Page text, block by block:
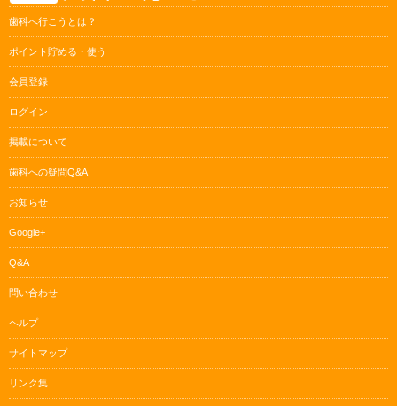
歯科へ行こうとは？
ポイント貯める・使う
会員登録
ログイン
掲載について
歯科への疑問Q&A
お知らせ
Google+
Q&A
問い合わせ
ヘルプ
サイトマップ
リンク集